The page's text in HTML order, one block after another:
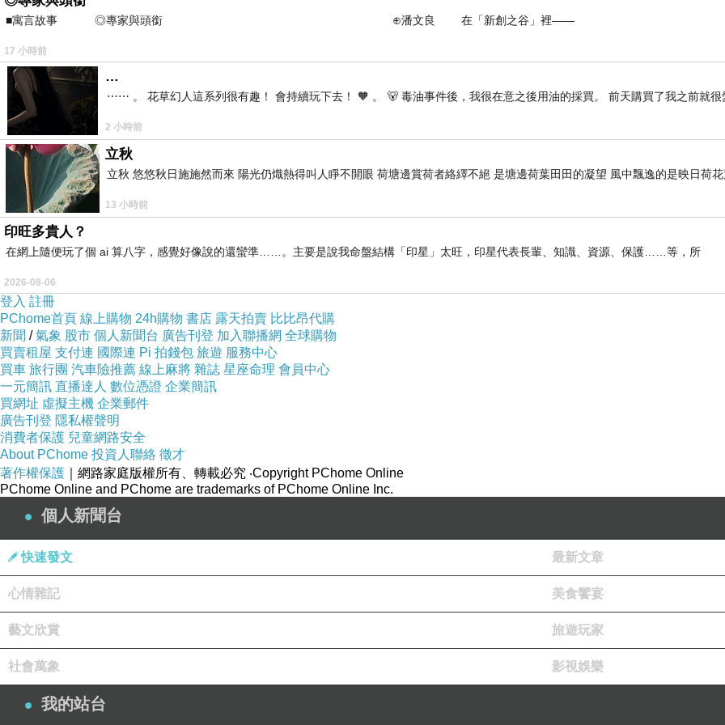
■寓言故事 ◎專家與頭銜 ⊕潘文良 在「新創之谷」裡——
17 小時前
…
⋯⋯ 。 花草幻人這系列很有趣！ 會持續玩下去！ 🧡 。 🐻 毒油事件後，我很在意之後用油的採買。 前天購買了我之前就很
2 小時前
立秋
立秋 悠悠秋日施施然而來 陽光仍熾熱得叫人睜不開眼 荷塘邊賞荷者絡繹不絕 是塘邊荷葉田田的凝望 風中飄逸的是映日荷
13 小時前
印旺多貴人？
在網上隨便玩了個 ai 算八字，感覺好像說的還蠻準……。主要是說我命盤結構「印星」太旺，印星代表長輩、知識、資源、保護……等，所
2026-08-06
登入 註冊
PChome首頁 線上購物 24h購物 書店 露天拍賣 比比昂代購
新聞 /氣象 股市 個人新聞台 廣告刊登 加入聯播網 全球購物
買賣租屋 支付連 國際連 Pi 拍錢包 旅遊 服務中心
買車 旅行團 汽車險推薦 線上麻將 雜誌 星座命理 會員中心
一元簡訊 直播達人 數位憑證 企業簡訊
買網址 虛擬主機 企業郵件
廣告刊登 隱私權聲明
消費者保護 兒童網路安全
About PChome 投資人聯絡 徵才
著作權保護 ｜網路家庭版權所有、轉載必究 ‧Copyright PChome Online
PChome Online and PChome are trademarks of PChome Online Inc.
個人新聞台
快速發文 最新文章
心情雜記 美食饗宴
藝文欣賞 旅遊玩家
社會萬象 影視娛樂
我的站台